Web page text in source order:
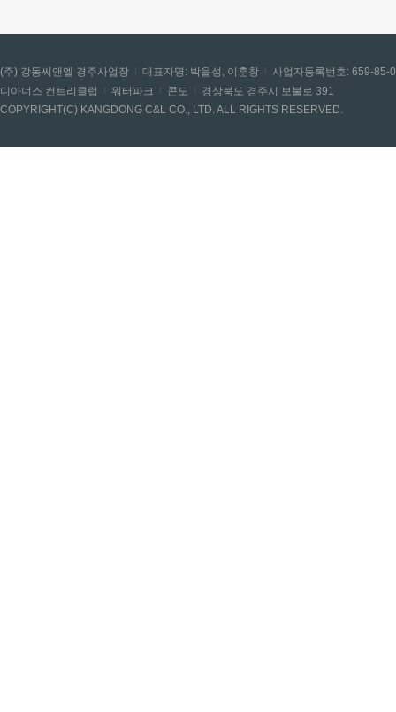
(주) 강동씨앤엘 경주사업장 대표자명: 박을성, 이훈창
사업자등록번호: 659-85-
디아너스 컨트리클럽
워터파크 콘도
경상북도 경주시 보불로 391
COPYRIGHT(C) KANGDONG C&L CO., LTD. ALL RIGHTS RESERVED.